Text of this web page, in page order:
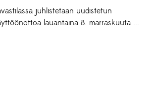
juhlistetaan uudistetun
lauantaina 8. marraskuuta ...